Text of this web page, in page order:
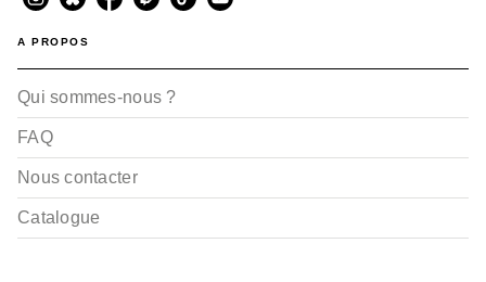
A PROPOS
Qui sommes-nous ?
FAQ
Nous contacter
Catalogue